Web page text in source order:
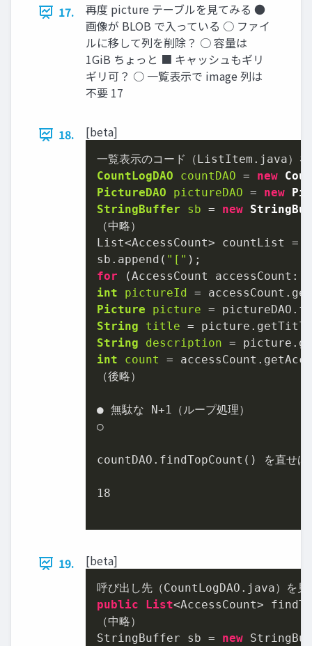
17.
再度 picture テーブルを見てみる ●
画像が BLOB で入っている ○ ファイ
ルに移して列を削除？ ○ 容量は
1GiB ちょっと ■ キャッシュもギリ
ギリ可？ ○ 一覧表示で image 列は
不要 17
18. [beta]
CountLogDAO countDAO = new
PictureDAO
pictureDAO = new
StringBuffer
sb = new
（中略）
List<AccessCount> countList =
sb.append( "["
for
int
pictureId
=
Picture
picture =
String
title =
String
description =
int
count =
（後略）
● 無駄な N+1 （ループ処理）
○
countDAO.findTopCount() を直せ
18
19. [beta]
public List<AccessCount>
（中略）
StringBuffer sb = new